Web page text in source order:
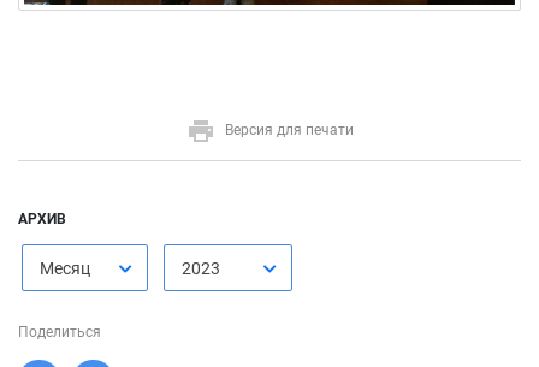
Версия для печати
АРХИВ
Месяц 2023
Поделиться